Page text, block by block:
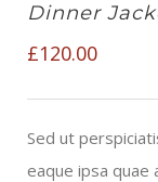
Dinner
£120.00
Sed ut
eaque ipsa